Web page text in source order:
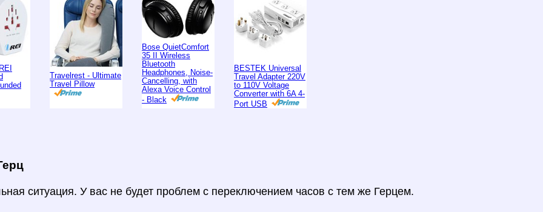
Travelrest - Ultimate
Travel Pillow
Bose QuietComfort
35 II Wireless
Bluetooth
Headphones, Noise-
Cancelling, with
Alexa Voice Control
- Black
BESTEK Universal
Travel Adapter 220V
to 110V Voltage
Converter with 6A 4-
Port USB
ситуация. У вас не будет проблем с переключением часов с тем же Герцем.